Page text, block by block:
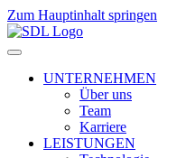
Zum Hauptinhalt springen
UNTERNEHMEN
Über uns
Team
Karriere
LEISTUNGEN